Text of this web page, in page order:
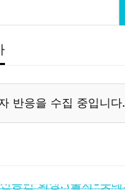
반응을 수집 중입니다.